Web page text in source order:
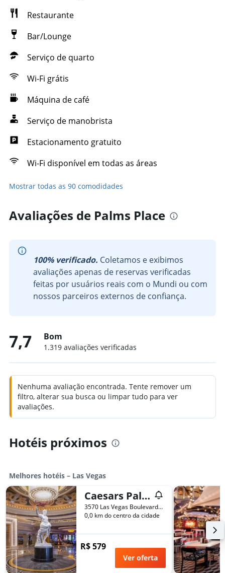
Restaurante
Bar/Lounge
Serviço de quarto
Wi-Fi grátis
Máquina de café
Serviço de manobrista
Estacionamento gratuito
Wi-Fi disponível em todas as áreas
Mostrar todas as 90 comodidades
Avaliações de Palms Place
100% verificado. Coletamos e exibimos
avaliações apenas de reservas verificadas
feitas por usuários reais com o Mundi ou com
nossos parceiros externos de confiança.
7,7 Bom
1.319 avaliações verificadas
Nenhuma avaliação encontrada. Tente remover um
filtro, alterar sua busca ou limpar tudo para ver
avaliações.
Hotéis próximos
Melhores hotéis – Las Vegas
Caesars Palace - Resort & Casino
3570 Las Vegas Boulevard South, Las Vegas, NV, Estados Unidos
0,0 km do centro da cidade
R$ 579
Ver oferta